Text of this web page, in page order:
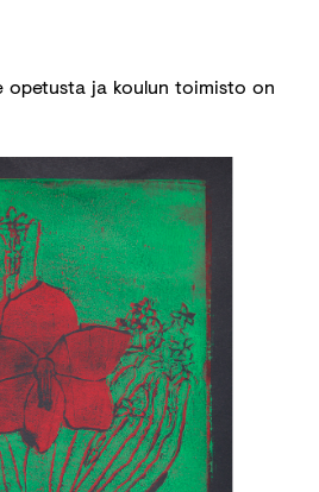
opetusta ja koulun toimisto on